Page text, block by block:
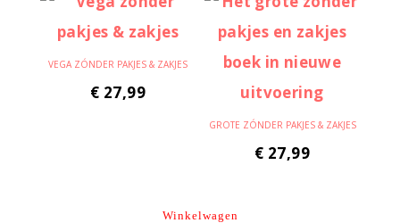
VEGA ZÓNDER PAKJES & ZAKJES
€ 27,99
GROTE ZÓNDER PAKJES & ZAKJES
€ 27,99
Winkelwagen